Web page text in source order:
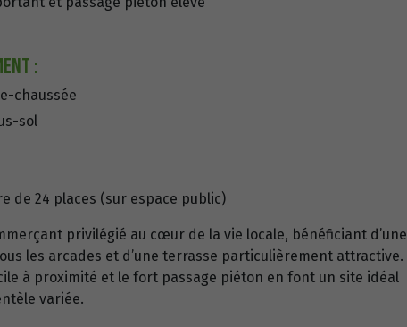
:
chaussée
sol
de 24 places (sur espace public)
privilégié au cœur de la vie locale, bénéficiant d’une
les arcades et d’une terrasse particulièrement attractive.
à proximité et le fort passage piéton en font un site idéal
variée.